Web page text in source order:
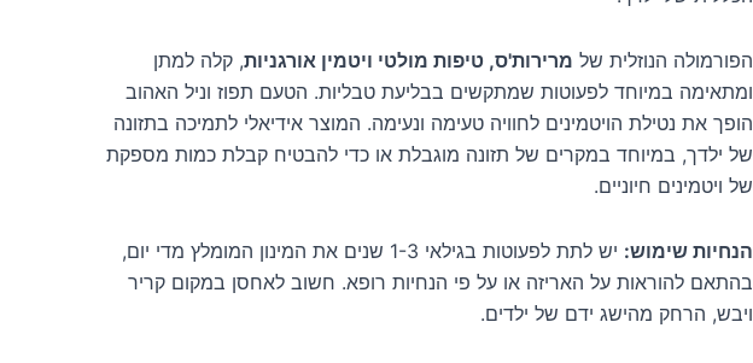
הפורמולה הנוזלית של מרירות'ס, טיפות מולטי ויטמין אורגניות, קלה למתן
ומתאימה במיוחד לפעוטות שמתקשים בבליעת טבליות. הטעם תפוז וניל האהוב
הופך את נטילת הויטמינים לחוויה טעימה ונעימה. המוצר אידיאלי לתמיכה בתזונה
של ילדך, במיוחד במקרים של תזונה מוגבלת או כדי להבטיח קבלת כמות מספקת
של ויטמינים חיוניים.
הנחיות שימוש:
יש לתת לפעוטות בגילאי 1-3 שנים את המינון המומלץ מדי יום,
בהתאם להוראות על האריזה או על פי הנחיות רופא. חשוב לאחסן במקום קריר
ויבש, הרחק מהישג ידם של ילדים.